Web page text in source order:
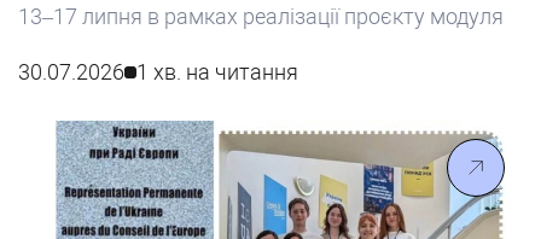
13–17 липня в рамках реалізації проєкту модуля
психологічні аспекти європейських цінностей в
Університету імені Альфреда Нобеля було
проведено Літню школу «Політичні та
психологічні виміри європейських цінностей».
Перший день був присвячений огляду сучасних
європейських студій. Кандидат політичних наук,
30.07.2026 1 хв. на читання